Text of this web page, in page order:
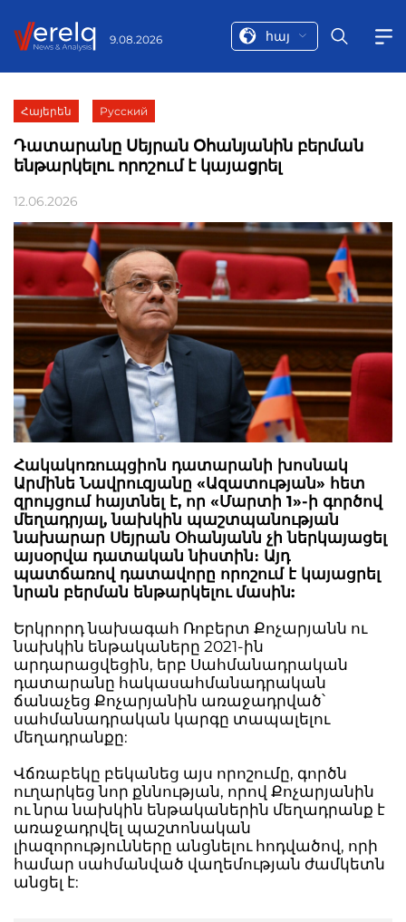
9.08.2026 հայ
Հայերեն Русский
Դատարանը Սեյրան Օհանյանին բերման
ենթարկելու որոշում է կայացրել
12.06.2026
Հակակոռուպցիոն դատարանի խոսնակ
Արմինե Նավրուզյանը «Ազատության» հետ
զրույցում հայտնել է, որ «Մարտի 1»-ի գործով
մեղադրյալ, նախկին պաշտպանության
նախարար Սեյրան Օհանյանն չի ներկայացել
այսօրվա դատական նիստին։ Այդ
պատճառով դատավորը որոշում է կայացրել
նրան բերման ենթարկելու մասին:
Երկրորդ նախագահ Ռոբերտ Քոչարյանն ու
նախկին ենթակաները 2021-ին
արդարացվեցին, երբ Սահմանադրական
դատարանը հակասահմանադրական
ճանաչեց Քոչարյանին առաջադրված՝
սահմանադրական կարգը տապալելու
մեղադրանքը:
Վճռաբեկը բեկանեց այս որոշումը, գործն
ուղարկեց նոր քննության, որով Քոչարյանին
ու նրա նախկին ենթականերին մեղադրանք է
առաջադրվել պաշտոնական
լիազորությունները անցնելու հոդվածով, որի
համար սահմանված վաղեմության ժամկետն
անցել է: